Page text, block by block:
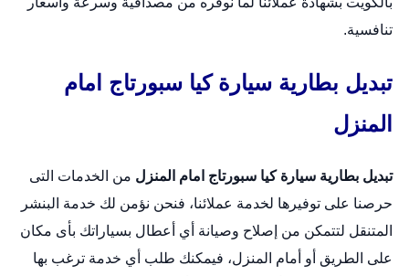
تنافسية.
تبديل بطارية سيارة كيا سبورتاج امام
المنزل
تبديل بطارية سيارة كيا سبورتاج امام المنزل من الخدمات التى
حرصنا على توفيرها لخدمة عملائنا، فنحن نؤمن لك خدمة البنشر
المتنقل لتتمكن من إصلاح وصيانة أي أعطال بسياراتك بأى مكان
على الطريق أو أمام المنزل، فيمكنك طلب أي خدمة ترغب بها